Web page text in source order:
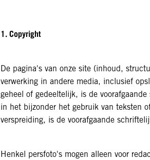
1. Copyright
De pagina's van onze site (inhoud,
verwerking in andere media, inclusief
geheel of gedeeltelijk, is de
in het bijzonder het gebruik van teksten
verspreiding, is de voorafgaande
Henkel persfoto's mogen alleen voor